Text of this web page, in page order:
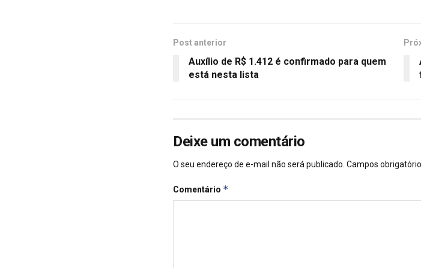
Post anterior
Auxílio de R$ 1.412 é confirmado para quem
está nesta lista
Deixe um comentário
O seu endereço de e-mail não será publicado. Campos
Comentário *